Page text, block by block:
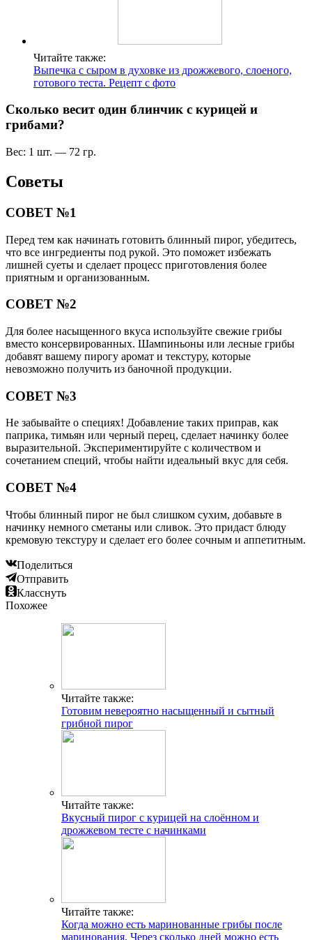
Читайте также:
Выпечка с сыром в духовке из дрожжевого, слоеного,
готового теста. Рецепт с фото
Сколько весит один блинчик с курицей и
грибами?
Вес: 1 шт. — 72 гр.
Советы
СОВЕТ №1
Перед тем как начинать готовить блинный пирог, убедитесь,
что все ингредиенты под рукой. Это поможет избежать
лишней суеты и сделает процесс приготовления более
приятным и организованным.
СОВЕТ №2
Для более насыщенного вкуса используйте свежие грибы
вместо консервированных. Шампиньоны или лесные грибы
добавят вашему пирогу аромат и текстуру, которые
невозможно получить из баночной продукции.
СОВЕТ №3
Не забывайте о специях! Добавление таких приправ, как
паприка, тимьян или черный перец, сделает начинку более
выразительной. Экспериментируйте с количеством и
сочетанием специй, чтобы найти идеальный вкус для себя.
СОВЕТ №4
Чтобы блинный пирог не был слишком сухим, добавьте в
начинку немного сметаны или сливок. Это придаст блюду
кремовую текстуру и сделает его более сочным и аппетитным.
Поделиться
Отправить
Класснуть
Похожее
Читайте также:
Готовим невероятно насыщенный и сытный
грибной пирог
Читайте также:
Вкусный пирог с курицей на слоённом и
дрожжевом тесте с начинками
Читайте также:
Когда можно есть маринованные грибы после
маринования. Через сколько дней можно есть